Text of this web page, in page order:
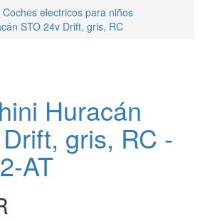
Coches electricos para niños
STO 24v Drift, gris, RC
Huracán
gris, RC -
AT